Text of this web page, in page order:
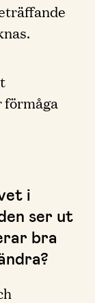
förmåga
i
ser ut
bra